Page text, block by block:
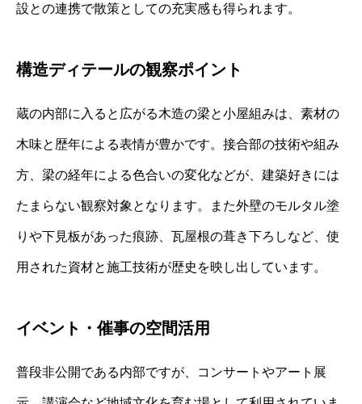
設との連携で散策としての充実感も得られます。
構造ディテールの観察ポイント
蔵の内部に入ると広がる木造の梁と小屋組みは、素材の
木味と歴年による表情が豊かです。接合部の技術や組み
方、梁の経年による色合いの変化などが、建築好きには
たまらない観察対象となります。また外壁のモルタル塗
りや下見板があった痕跡、瓦屋根の葺き下ろしなど、使
用された資材と施工技術が歴史を映し出しています。
イベント・催事の空間活用
普段非公開である内部ですが、コンサートやアート展